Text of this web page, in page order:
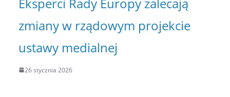
zmiany w rządowym projekcie
ustawy medialnej
26 stycznia 2026